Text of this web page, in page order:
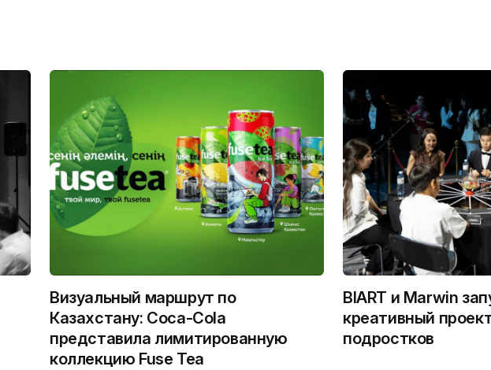
Визуальный маршрут по
Казахстану: Coca-Cola
представила лимитированную
коллекцию Fuse Tea
BIART и Marwin
креативный
подростков